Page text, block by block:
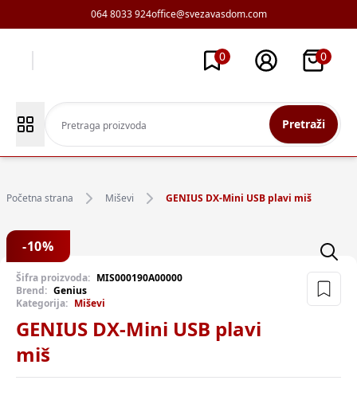
064 8033 924office@svezavasdom.com
0 0
Pretraži
Početna strana Miševi GENIUS DX-Mini USB plavi miš
-10%
Šifra proizvoda: MIS000190A00000
Brend: Genius
Kategorija: Miševi
GENIUS DX-Mini USB plavi
miš